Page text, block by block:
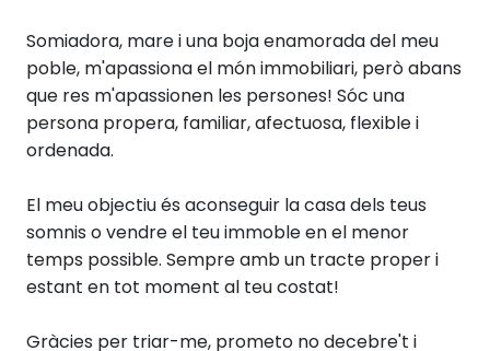
Somiadora, mare i una boja enamorada del meu
poble, m'apassiona el món immobiliari, però abans
que res m'apassionen les persones! Sóc una
persona propera, familiar, afectuosa, flexible i
ordenada.
El meu objectiu és aconseguir la casa dels teus
somnis o vendre el teu immoble en el menor
temps possible. Sempre amb un tracte proper i
estant en tot moment al teu costat!
Gràcies per triar-me, prometo no decebre't i